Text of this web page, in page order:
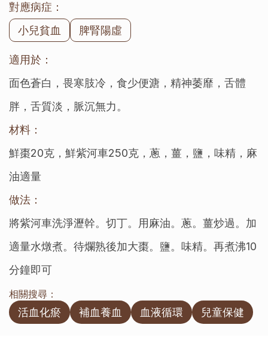
對應病症：
小兒貧血
脾腎陽虛
適用於：
面色蒼白，畏寒肢冷，食少便溏，精神萎靡，舌體
胖，舌質淡，脈沉無力。
材料：
鮮棗20克，鮮紫河車250克，蔥，薑，鹽，味精，麻
油適量
做法：
將紫河車洗淨瀝幹。切丁。用麻油。蔥。薑炒過。加
適量水燉煮。待爛熟後加大棗。鹽。味精。再煮沸10
分鐘即可
相關搜尋：
活血化瘀 補血養血 血液循環 兒童保健